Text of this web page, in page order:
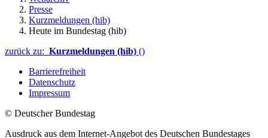
Presse
Kurzmeldungen (hib)
Heute im Bundestag (hib)
zurück zu: Kurzmeldungen (hib) ()
Barrierefreiheit
Datenschutz
Impressum
© Deutscher Bundestag
Ausdruck aus dem Internet-Angebot des Deutschen Bundestages